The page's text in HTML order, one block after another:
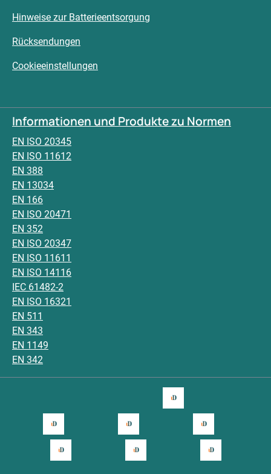
Hinweise zur Batterieentsorgung
Rücksendungen
Cookieeinstellungen
Informationen und Produkte zu Normen
EN ISO 20345
EN ISO 11612
EN 388
EN 13034
EN 166
EN ISO 20471
EN 352
EN ISO 20347
EN ISO 11611
EN ISO 14116
IEC 61482-2
EN ISO 16321
EN 511
EN 343
EN 1149
EN 342